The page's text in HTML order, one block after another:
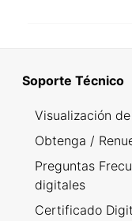
Soporte Técnico
Visualización
Obtenga /
Preguntas
digitales
Certificado